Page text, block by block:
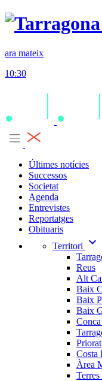
ara mateix
10:30
Últimes notícies
Successos
Societat
Agenda
Entrevistes
Reportatges
Obituaris
Territori
expand_more
Reus
Alt
Baix
Baix
Baix
Priorat
Costa
Àrea